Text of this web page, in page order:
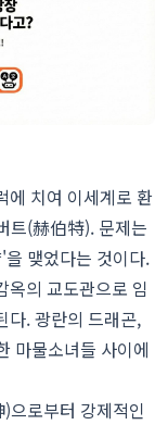
에 치여 이세계로 환
트(赫伯特). 문제는
맺었다는 것이다.
옥의 교도관으로 임
다. 광란의 드래곤,
마물소녀들 사이에
으로부터 강제적인